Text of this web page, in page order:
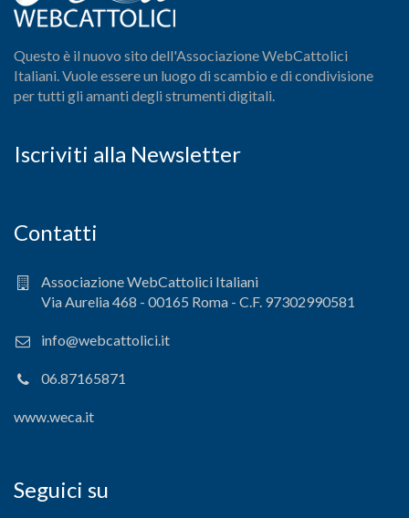
Questo è il nuovo sito dell'Associazione WebCattolici
Italiani. Vuole essere un luogo di scambio e di condivisione
per tutti gli amanti degli strumenti digitali.
Iscriviti alla Newsletter
Contatti
Associazione WebCattolici Italiani
Via Aurelia 468 - 00165 Roma - C.F. 97302990581
info@webcattolici.it
06.87165871
www.weca.it
Seguici su